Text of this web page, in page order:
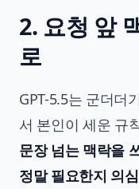
2. 요청 앞
로
GPT-5.5는 군더더
서 본인이 세운 규
문장 넘는 맥락을
정말 필요한지 의